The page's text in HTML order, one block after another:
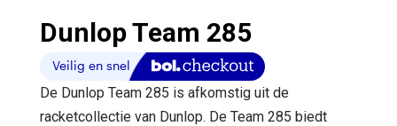
Dunlop Team 285
De Dunlop Team 285 is afkomstig uit de
racketcollectie van Dunlop. De Team 285 biedt